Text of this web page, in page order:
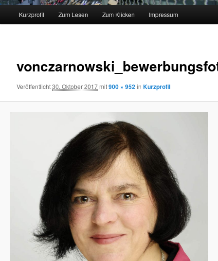
Zum
Kurzprofil Zum Lesen Zum Klicken Impressum
Veröffentlicht30. Oktober 2017mit900 × 952inKurzprofil